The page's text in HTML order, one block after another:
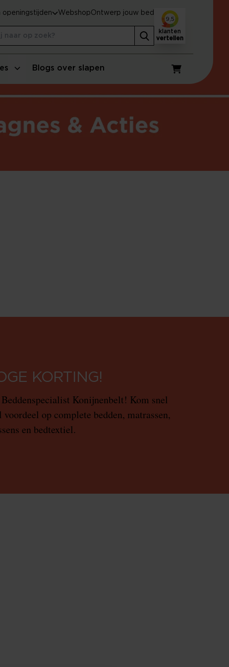
Blogs over slapen
Winkelwagen
openingstijden WebshopOntwerp jouw bed
9,5
klanten
vertellen
KORTING!
Konijnenbelt! Kom snel
op complete bedden, matrassen,
en bedtextiel.